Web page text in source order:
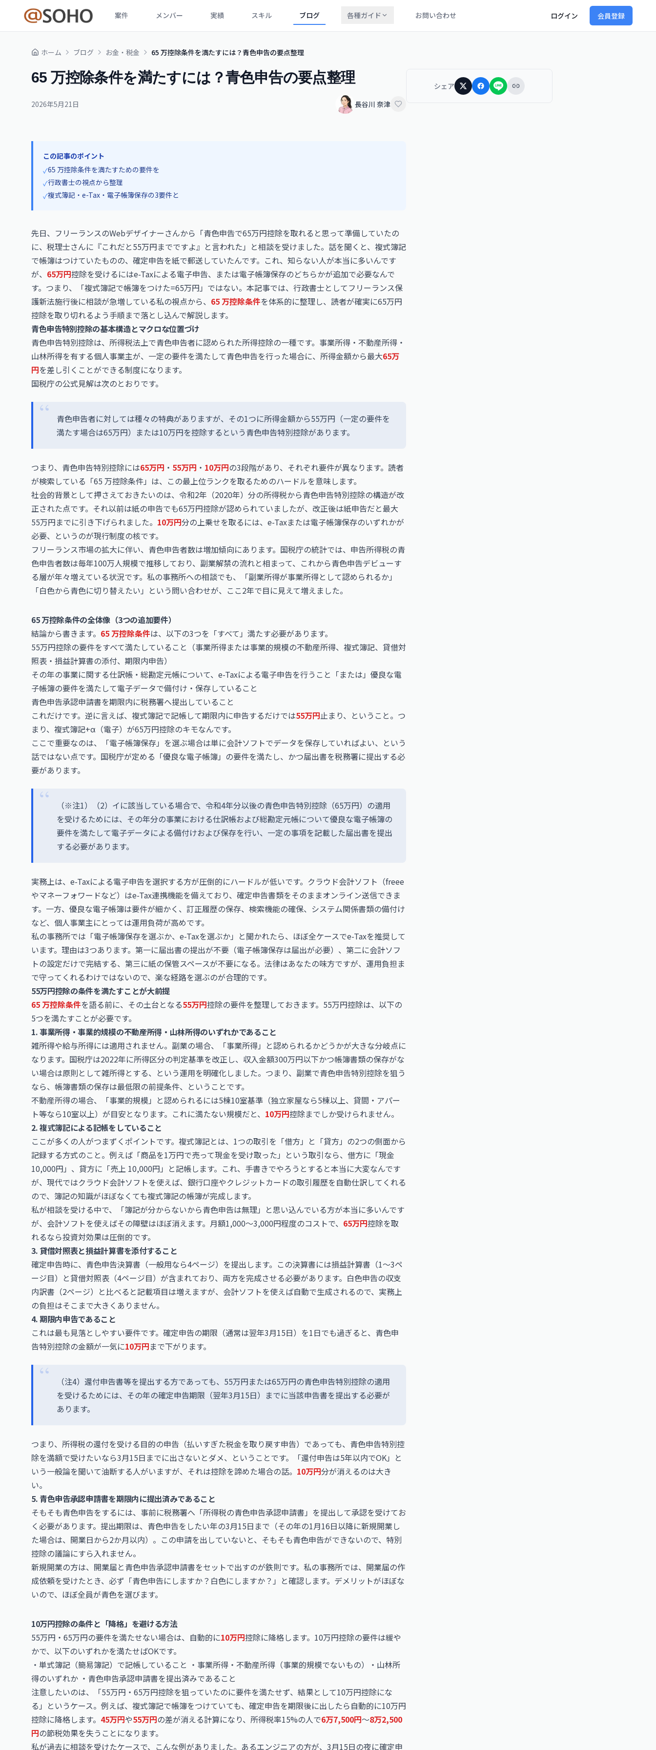
案件 メンバー 実績 スキル ブログ 各種ガイド お問い合わせ ログイン 会員登録
ホーム ブログ お金・税金 65 万控除条件を満たすには？青色申告の要点整理
65 万控除条件を満たすには？青色申告の要点整理
2026年5月21日 長谷川 奈津
この記事のポイント
✓65 万控除条件を満たすための要件を
✓行政書士の視点から整理
✓複式簿記・e-Tax・電子帳簿保存の3要件と
先日、フリーランスのWebデザイナーさんから「青色申告で65万円控除を取れると思って準備していたの
に、税理士さんに『これだと55万円までですよ』と言われた」と相談を受けました。話を聞くと、複式簿記
で帳簿はつけていたものの、確定申告を紙で郵送していたんです。これ、知らない人が本当に多いんです
が、 65万円控除を受けるにはe-Taxによる電子申告、または電子帳簿保存のどちらかが追加で必要なんで
す。つまり、「複式簿記で帳簿をつけた=65万円」ではない。本記事では、行政書士としてフリーランス保
護新法施行後に相談が急増している私の視点から、 65 万控除条件を体系的に整理し、読者が確実に65万円
控除を取り切れるよう手順まで落とし込んで解説します。
青色申告特別控除の基本構造とマクロな位置づけ
青色申告特別控除は、所得税法上で青色申告者に認められた所得控除の一種です。事業所得・不動産所得・
山林所得を有する個人事業主が、一定の要件を満たして青色申告を行った場合に、所得金額から最大65万
円を差し引くことができる制度になります。
国税庁の公式見解は次のとおりです。
青色申告者に対しては種々の特典がありますが、その1つに所得金額から55万円（一定の要件を
満たす場合は65万円）または10万円を控除するという青色申告特別控除があります。
つまり、青色申告特別控除には65万円 ・ 55万円 ・ 10万円の3段階があり、それぞれ要件が異なります。読者
が検索している「65 万控除条件」は、この最上位ランクを取るためのハードルを意味します。
社会的背景として押さえておきたいのは、令和2年（2020年）分の所得税から青色申告特別控除の構造が改
正された点です。それ以前は紙の申告でも65万円控除が認められていましたが、改正後は紙申告だと最大
55万円までに引き下げられました。 10万円分の上乗せを取るには、e-Taxまたは電子帳簿保存のいずれかが
必要、というのが現行制度の核です。
フリーランス市場の拡大に伴い、青色申告者数は増加傾向にあります。国税庁の統計では、申告所得税の青
色申告者数は毎年100万人規模で推移しており、副業解禁の流れと相まって、これから青色申告デビューす
る層が年々増えている状況です。私の事務所への相談でも、「副業所得が事業所得として認められるか」
「白色から青色に切り替えたい」という問い合わせが、ここ2年で目に見えて増えました。
65 万控除条件の全体像（3つの追加要件）
結論から書きます。 65 万控除条件は、以下の3つを「すべて」満たす必要があります。
55万円控除の要件をすべて満たしていること（事業所得または事業的規模の不動産所得、複式簿記、貸借対
照表・損益計算書の添付、期限内申告）
その年の事業に関する仕訳帳・総勘定元帳について、e-Taxによる電子申告を行うこと「または」優良な電
子帳簿の要件を満たして電子データで備付け・保存していること
青色申告承認申請書を期限内に税務署へ提出していること
これだけです。逆に言えば、複式簿記で記帳して期限内に申告するだけでは55万円止まり、ということ。つ
まり、複式簿記+α（電子）が65万円控除のキモなんです。
ここで重要なのは、「電子帳簿保存」を選ぶ場合は単に会計ソフトでデータを保存していればよい、という
話ではない点です。国税庁が定める「優良な電子帳簿」の要件を満たし、かつ届出書を税務署に提出する必
要があります。
（※注1）（2）イに該当している場合で、令和4年分以後の青色申告特別控除（65万円）の適用
を受けるためには、その年分の事業における仕訳帳および総勘定元帳について優良な電子帳簿の
要件を満たして電子データによる備付けおよび保存を行い、一定の事項を記載した届出書を提出
する必要があります。
実務上は、e-Taxによる電子申告を選択する方が圧倒的にハードルが低いです。クラウド会計ソフト（freee
やマネーフォワードなど）はe-Tax連携機能を備えており、確定申告書類をそのままオンライン送信できま
す。一方、優良な電子帳簿は要件が細かく、訂正履歴の保存、検索機能の確保、システム関係書類の備付け
など、個人事業主にとっては運用負荷が高めです。
私の事務所では「電子帳簿保存を選ぶか、e-Taxを選ぶか」と聞かれたら、ほぼ全ケースでe-Taxを推奨して
います。理由は3つあります。第一に届出書の提出が不要（電子帳簿保存は届出が必要）、第二に会計ソフ
トの設定だけで完結する、第三に紙の保管スペースが不要になる。法律はあなたの味方ですが、運用負担ま
で守ってくれるわけではないので、楽な経路を選ぶのが合理的です。
55万円控除の条件を満たすことが大前提
65 万控除条件を語る前に、その土台となる55万円控除の要件を整理しておきます。55万円控除は、以下の
5つを満たすことが必要です。
1. 事業所得・事業的規模の不動産所得・山林所得のいずれかであること
雑所得や給与所得には適用されません。副業の場合、「事業所得」と認められるかどうかが大きな分岐点に
なります。国税庁は2022年に所得区分の判定基準を改正し、収入金額300万円以下かつ帳簿書類の保存がな
い場合は原則として雑所得とする、という運用を明確化しました。つまり、副業で青色申告特別控除を狙う
なら、帳簿書類の保存は最低限の前提条件、ということです。
不動産所得の場合、「事業的規模」と認められるには5棟10室基準（独立家屋なら5棟以上、貸間・アパー
ト等なら10室以上）が目安となります。これに満たない規模だと、 10万円控除までしか受けられません。
2. 複式簿記による記帳をしていること
ここが多くの人がつまずくポイントです。複式簿記とは、1つの取引を「借方」と「貸方」の2つの側面から
記録する方式のこと。例えば「商品を1万円で売って現金を受け取った」という取引なら、借方に「現金
10,000円」、貸方に「売上 10,000円」と記帳します。これ、手書きでやろうとすると本当に大変なんです
が、現代ではクラウド会計ソフトを使えば、銀行口座やクレジットカードの取引履歴を自動仕訳してくれる
ので、簿記の知識がほぼなくても複式簿記の帳簿が完成します。
私が相談を受ける中で、「簿記が分からないから青色申告は無理」と思い込んでいる方が本当に多いんです
が、会計ソフトを使えばその障壁はほぼ消えます。月額1,000〜3,000円程度のコストで、 65万円控除を取
れるなら投資対効果は圧倒的です。
3. 貸借対照表と損益計算書を添付すること
確定申告時に、青色申告決算書（一般用なら4ページ）を提出します。この決算書には損益計算書（1〜3ペ
ージ目）と貸借対照表（4ページ目）が含まれており、両方を完成させる必要があります。白色申告の収支
内訳書（2ページ）と比べると記載項目は増えますが、会計ソフトを使えば自動で生成されるので、実務上
の負担はそこまで大きくありません。
4. 期限内申告であること
これは最も見落としやすい要件です。確定申告の期限（通常は翌年3月15日）を1日でも過ぎると、青色申
告特別控除の金額が一気に10万円まで下がります。
（注4）還付申告書等を提出する方であっても、55万円または65万円の青色申告特別控除の適用
を受けるためには、その年の確定申告期限（翌年3月15日）までに当該申告書を提出する必要が
あります。
つまり、所得税の還付を受ける目的の申告（払いすぎた税金を取り戻す申告）であっても、青色申告特別控
除を満額で受けたいなら3月15日までに出さないとダメ、ということです。「還付申告は5年以内でOK」と
いう一般論を聞いて油断する人がいますが、それは控除を諦めた場合の話。 10万円分が消えるのは大き
い。
5. 青色申告承認申請書を期限内に提出済みであること
そもそも青色申告をするには、事前に税務署へ「所得税の青色申告承認申請書」を提出して承認を受けてお
く必要があります。提出期限は、青色申告をしたい年の3月15日まで（その年の1月16日以降に新規開業し
た場合は、開業日から2か月以内）。この申請を出していないと、そもそも青色申告ができないので、特別
控除の議論にすら入れません。
新規開業の方は、開業届と青色申告承認申請書をセットで出すのが鉄則です。私の事務所では、開業届の作
成依頼を受けたとき、必ず「青色申告にしますか？白色にしますか？」と確認します。デメリットがほぼな
いので、ほぼ全員が青色を選びます。
10万円控除の条件と「降格」を避ける方法
55万円・65万円の要件を満たせない場合は、自動的に10万円控除に降格します。10万円控除の要件は緩や
かで、以下のいずれかを満たせばOKです。
・単式簿記（簡易簿記）で記帳していること ・事業所得・不動産所得（事業的規模でないもの）・山林所
得のいずれか ・青色申告承認申請書を提出済みであること
注意したいのは、「55万円・65万円控除を狙っていたのに要件を満たせず、結果として10万円控除にな
る」というケース。例えば、複式簿記で帳簿をつけていても、確定申告を期限後に出したら自動的に10万円
控除に降格します。 45万円や55万円の差が消える計算になり、所得税率15%の人で6万7,500円〜8万2,500
円の節税効果を失うことになります。
私が過去に相談を受けたケースで、こんな例がありました。あるエンジニアの方が、3月15日の夜に確定申
シェア